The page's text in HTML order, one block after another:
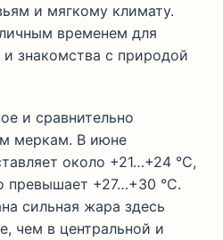
и мягкому климату.
временем для
знакомства с природой
и сравнительно
меркам. В июне
около +21…+24 °C,
превышает +27…+30 °C.
сильная жара здесь
чем в центральной и